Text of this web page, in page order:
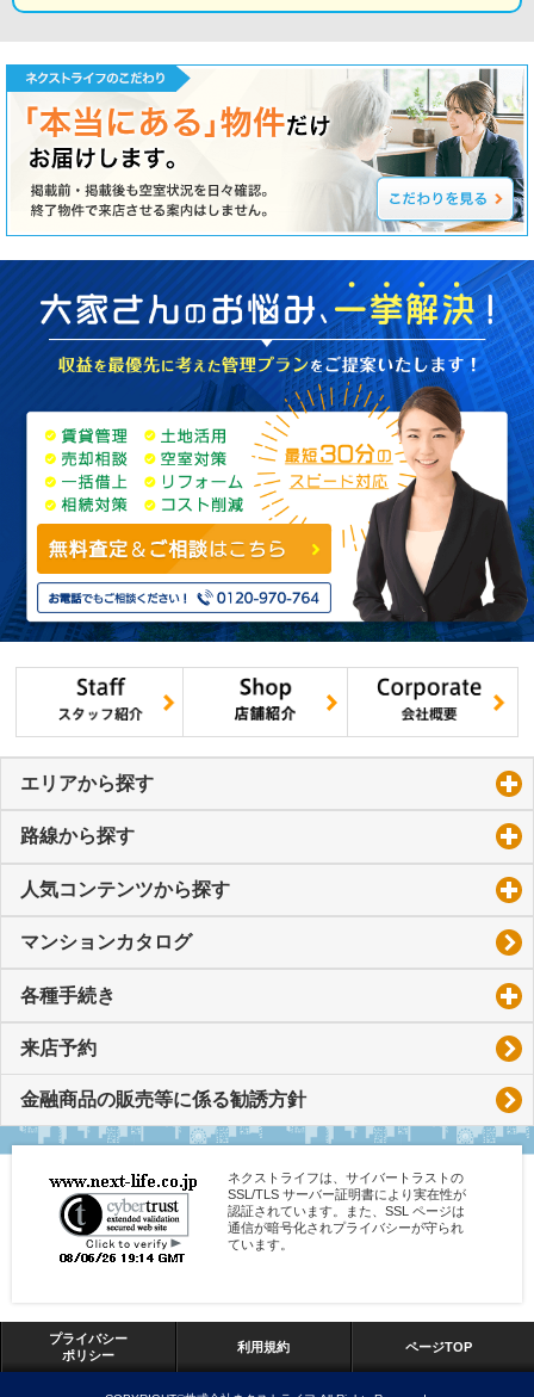
エリアから探す
路線から探す
人気コンテンツから探す
マンションカタログ
各種手続き
来店予約
金融商品の販売等に係る勧誘方針
ネクストライフは、サイバートラストの
SSL/TLS サーバー証明書により実在性が
認証されています。また、SSL ページは
通信が暗号化されプライバシーが守られ
ています。
プライバシー
ポリシー
利用規約 ページTOP